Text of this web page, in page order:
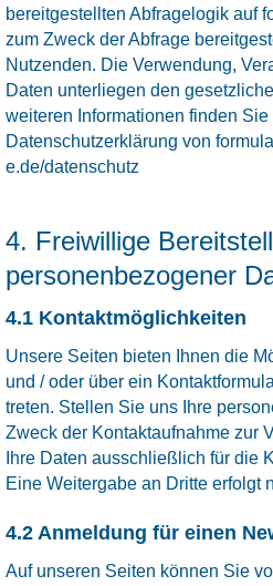
bereitgestellten Abfragelogik auf
zum Zweck der Abfrage
Nutzenden. Die Verwendung,
Daten unterliegen den
weiteren Informationen finden Sie
Datenschutzerklärung von
e.de/datenschutz
4. Freiwillige
personenbezogener
4.1 Kontaktmöglichkeiten
Unsere Seiten bieten Ihnen die
und / oder über ein
treten. Stellen Sie uns Ihre
Zweck der Kontaktaufnahme zur
Ihre Daten ausschließlich für die
Eine Weitergabe an Dritte erfolgt
4.2 Anmeldung für einen
Auf unseren Seiten können Sie